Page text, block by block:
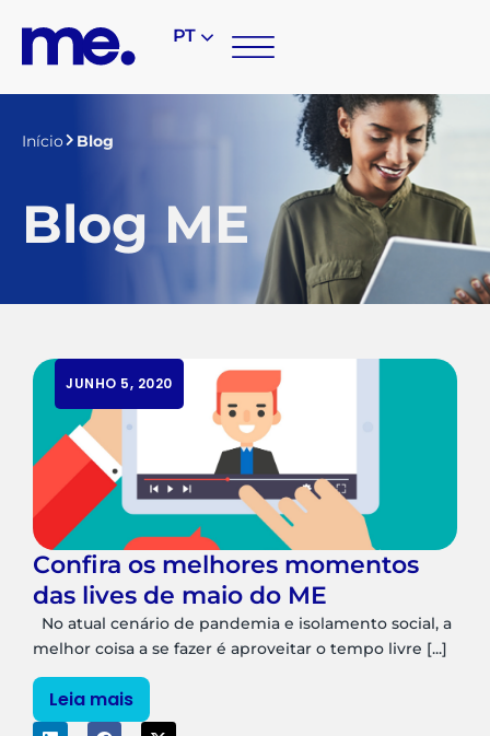
PT
Início Blog
Blog ME
JUNHO 5, 2020
Confira os melhores momentos
das lives de maio do ME
No atual cenário de pandemia e isolamento social, a
melhor coisa a se fazer é aproveitar o tempo livre [...]
Leia mais